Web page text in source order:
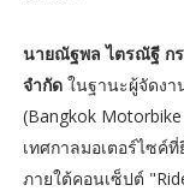
นายณัฐพล ไตรณัฐี กร
จำกัดในฐานะผู้จัดงา
(Bangkok
เทศกาลมอเตอร์ไซค์
ภายใต้คอนเซ็ปต์